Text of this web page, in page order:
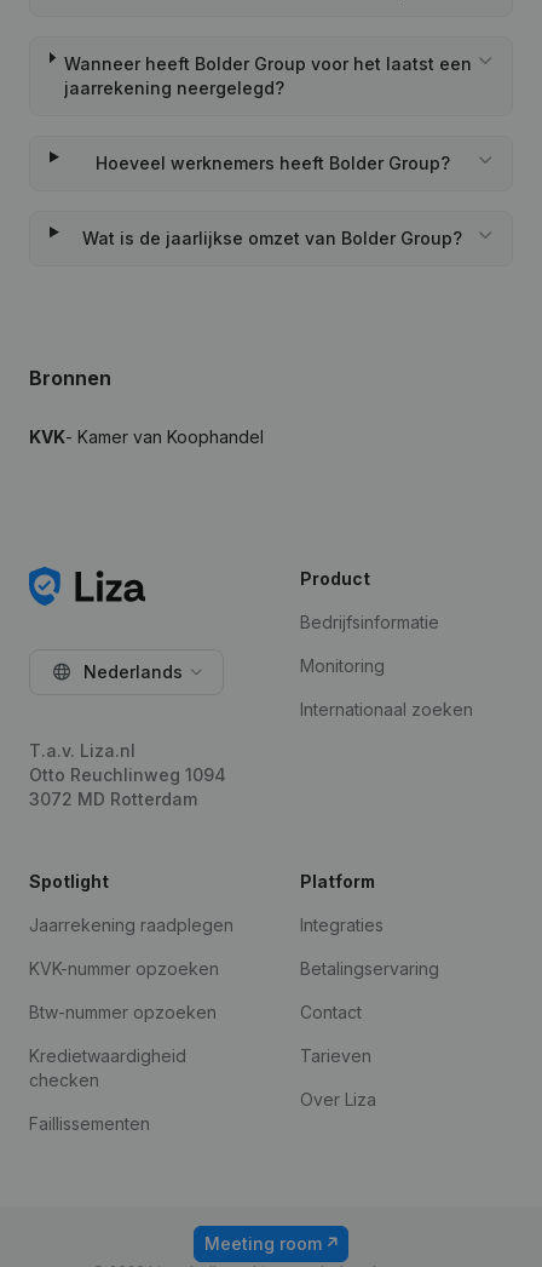
Wanneer heeft Bolder Group voor het laatst een
jaarrekening neergelegd?
Hoeveel werknemers heeft Bolder Group?
Wat is de jaarlijkse omzet van Bolder Group?
Bronnen
KVK- Kamer van Koophandel
Nederlands
T.a.v. Liza.nl
Otto Reuchlinweg 1094
3072 MD Rotterdam
Product
Bedrijfsinformatie
Monitoring
Internationaal zoeken
Spotlight
Jaarrekening raadplegen
KVK-nummer opzoeken
Btw-nummer opzoeken
Kredietwaardigheid
checken
Faillissementen
Platform
Integraties
Betalingservaring
Contact
Tarieven
Over Liza
Meeting room